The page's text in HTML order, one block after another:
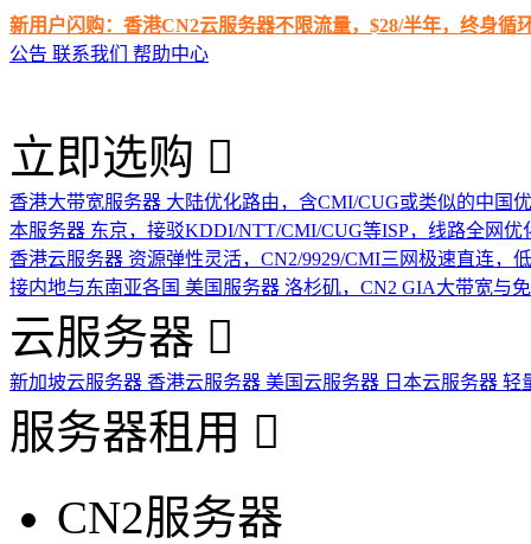
新用户闪购：香港CN2云服务器不限流量，$28/半年，终身循
公告 联系我们 帮助中心
立即选购
香港大带宽服务器 大陆优化路由，含CMI/CUG或类似的中国
本服务器 东京，接驳KDDI/NTT/CMI/CUG等ISP，线路全网优
香港云服务器 资源弹性灵活，CN2/9929/CMI三网极速直连，
接内地与东南亚各国 美国服务器 洛杉矶，CN2 GIA大带宽与
云服务器
新加坡云服务器 香港云服务器 美国云服务器 日本云服务器 轻
服务器租用
CN2服务器